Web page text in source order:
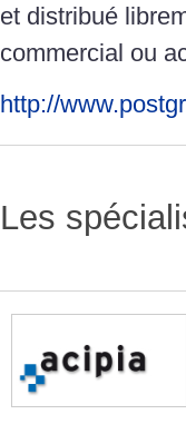
et distribué
commercial ou
http://
Les